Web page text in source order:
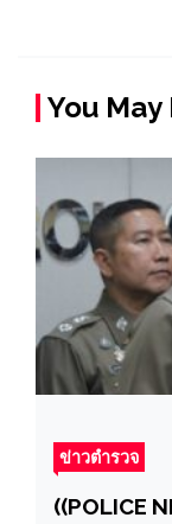
You May
ข่าวตำรวจ
((POLICE